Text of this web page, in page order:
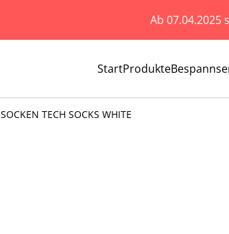
Ab
StartProdukte
SOCKEN TECH SOCKS WHITE